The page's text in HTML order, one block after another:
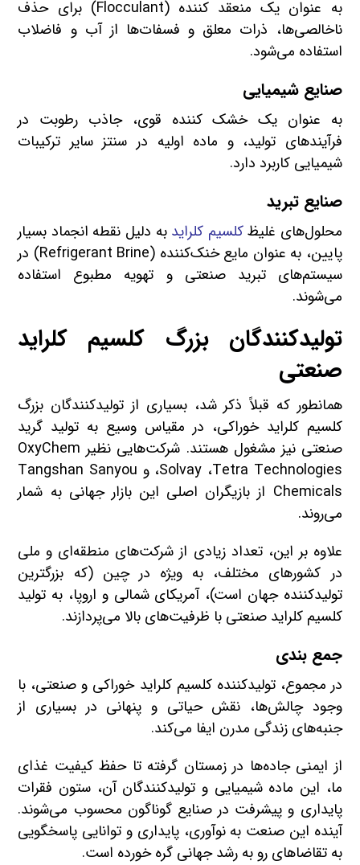
به عنوان یک منعقد کننده (Flocculant) برای حذف
ناخالصی‌ها، ذرات معلق و فسفات‌ها از آب و فاضلاب
استفاده می‌شود.
صنایع شیمیایی
به عنوان یک خشک کننده قوی، جاذب رطوبت در
فرآیندهای تولید، و ماده اولیه در سنتز سایر ترکیبات
شیمیایی کاربرد دارد.
صنایع تبرید
محلول‌های غلیظکلسیم کلراید به دلیل نقطه انجماد بسیار
پایین، به عنوان مایع خنک‌کننده (Refrigerant Brine) در
سیستم‌های تبرید صنعتی و تهویه مطبوع استفاده
می‌شوند.
تولیدکنندگان بزرگ کلسیم کلراید
صنعتی
همانطور که قبلاً ذکر شد، بسیاری از تولیدکنندگان بزرگ
کلسیم کلراید خوراکی، در مقیاس وسیع به تولید گرید
صنعتی نیز مشغول هستند. شرکت‌هایی نظیر OxyChem
،Solvay ،Tetra Technologies و Tangshan Sanyou
Chemicals از بازیگران اصلی این بازار جهانی به شمار
می‌روند.
علاوه بر این، تعداد زیادی از شرکت‌های منطقه‌ای و ملی
در کشورهای مختلف، به ویژه در چین (که بزرگترین
تولیدکننده جهان است)، آمریکای شمالی و اروپا، به تولید
کلسیم کلراید صنعتی با ظرفیت‌های بالا می‌پردازند.
جمع بندی
در مجموع، تولیدکننده کلسیم کلراید خوراکی و صنعتی، با
وجود چالش‌ها، نقش حیاتی و پنهانی در بسیاری از
جنبه‌های زندگی مدرن ایفا می‌کند.
از ایمنی جاده‌ها در زمستان گرفته تا حفظ کیفیت غذای
ما، این ماده شیمیایی و تولیدکنندگان آن، ستون فقرات
پایداری و پیشرفت در صنایع گوناگون محسوب می‌شوند.
آینده این صنعت به نوآوری، پایداری و توانایی پاسخگویی
به تقاضاهای رو به رشد جهانی گره خورده است.